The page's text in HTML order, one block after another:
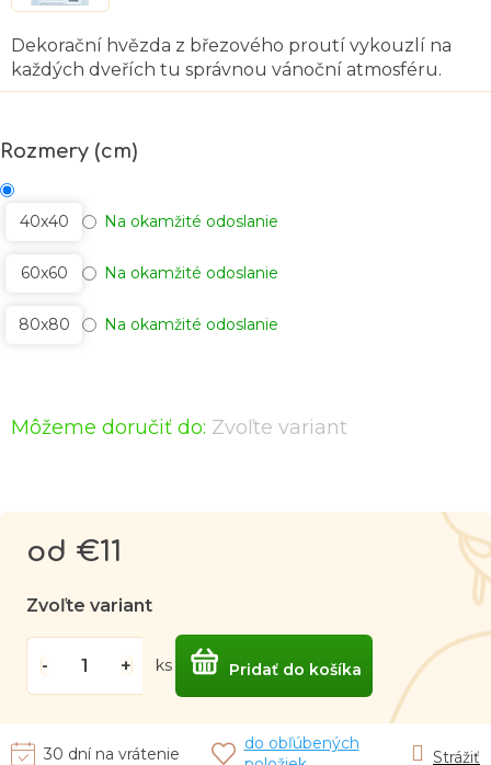
Rozmery (cm)
40x40 Na okamžité odoslanie
60x60 Na okamžité odoslanie
80x80 Na okamžité odoslanie
Môžeme doručiť do: Zvoľte variant
Dekorační hvězda z březového proutí vykouzlí na
každých dveřích tu správnou vánoční atmosféru.
od €11
Zvoľte variant
Pridať do košíka
ks
30 dní na vrátenie
do obľúbených
Strážiť